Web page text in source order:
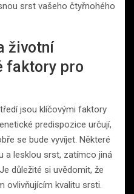
srst vašeho čtyřnohého
životní
faktory pro
jsou klíčovými faktory
predispozice určují,
se bude vyvíjet. Některé
a lesklou srst, zatímco jiná
důležité si uvědomit, že
ovlivňujícím kvalitu srsti.